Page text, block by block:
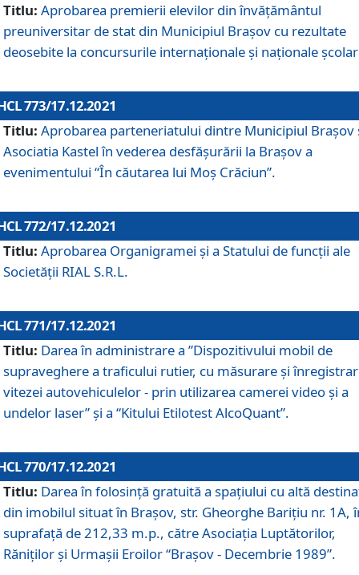
Titlu: Aprobarea premierii elevilor din învățământul
preuniversitar de stat din Municipiul Brașov cu rezultate
deosebite la concursurile internaționale și naționale
773/17.12.2021
Titlu: Aprobarea parteneriatului dintre Municipiul Brașov
Asociatia Kastel în vederea desfăşurării la Brașov a
evenimentului “În căutarea lui Moș Crăciun”.
772/17.12.2021
Titlu: Aprobarea Organigramei şi a Statului de funcţii ale
Societăţii RIAL S.R.L.
771/17.12.2021
Titlu: Darea în administrare a ”Dispozitivului mobil de
supraveghere a traficului rutier, cu măsurare și
vitezei autovehiculelor - prin utilizarea camerei video și a
undelor laser” și a “Kitului Etilotest AlcoQuant”.
770/17.12.2021
Titlu: Darea în folosinţă gratuită a spaţiului cu altă
din imobilul situat în Braşov, str. Gheorghe Bariţiu nr. 1A,
suprafaţă de 212,33 m.p., către Asociaţia Luptătorilor,
Răniţilor şi Urmaşii Eroilor “Braşov - Decembrie 1989”.